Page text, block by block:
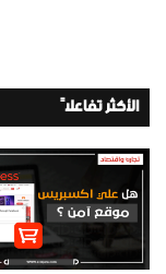
الأكثر تفاعلاً